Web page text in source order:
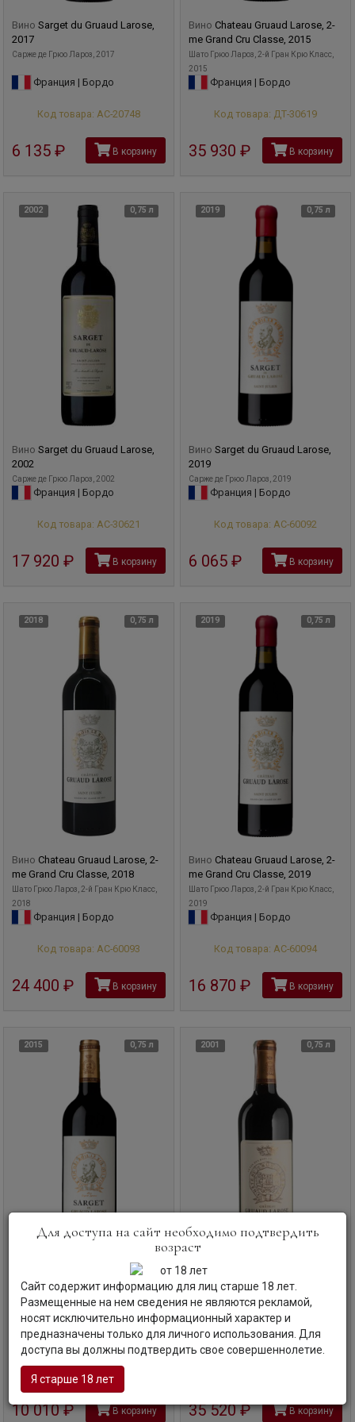
Вино Sarget du Gruaud Larose,
2017
Сарже де Грюо Лароз, 2017
Франция | Бордо
Код товара: АС-20748
6 135 руб В корзину
Вино Chateau Gruaud Larose, 2-
me Grand Cru Classe, 2015
Шато Грюо Лароз, 2-й Гран Крю Класс,
2015
Франция | Бордо
Код товара: ДТ-30619
35 930 рубВ корзину
2002 0,75 л
Вино Sarget du Gruaud Larose,
2002
Сарже де Грюо Лароз, 2002
Франция | Бордо
Код товара: АС-30621
17 920 рубВ корзину
2019 0,75 л
Вино Sarget du Gruaud Larose,
2019
Сарже де Грюо Лароз, 2019
Франция | Бордо
Код товара: АС-60092
6 065 руб В корзину
2018 0,75 л
Вино Chateau Gruaud Larose, 2-
me Grand Cru Classe, 2018
Шато Грюо Лароз, 2-й Гран Крю Класс,
2018
Франция | Бордо
Код товара: АС-60093
24 400 рубВ корзину
2019 0,75 л
Вино Chateau Gruaud Larose, 2-
me Grand Cru Classe, 2019
Шато Грюо Лароз, 2-й Гран Крю Класс,
2019
Франция | Бордо
Код товара: АС-60094
16 870 рубВ корзину
2015 0,75 л
ВиноSarget du Gruaud Larose,
2015
Сарже де Грюо Лароз, 2015
Франция | Бордо
Код товара: ДТ-62098
10 010 рубВ корзину
2001 0,75 л
Вино Chateau Gruaud Larose, 2-
me Grand Cru Classe, 2001
Шато Грюо Лароз, 2-й Гран Крю Класс,
Франция | Бордо
35 520 рубВ корзину
Для доступа на сайт необходимо подтвердить
возраст
Сайт содержит информацию для лиц старше 18 лет.
Размещенные на нем сведения не являются рекламой,
носят исключительно информационный характер и
предназначены только для личного использования. Для
доступа вы должны подтвердить свое совершеннолетие.
Я старше 18 лет